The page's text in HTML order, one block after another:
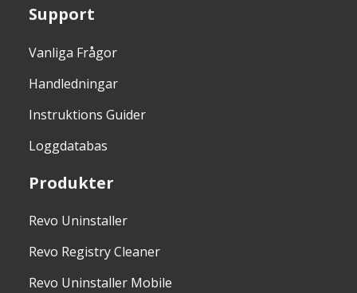
Support
Vanliga Frågor
Handledningar
Instruktions Guider
Loggdatabas
Produkter
Revo Uninstaller
Revo Registry Cleaner
Revo Uninstaller Mobile